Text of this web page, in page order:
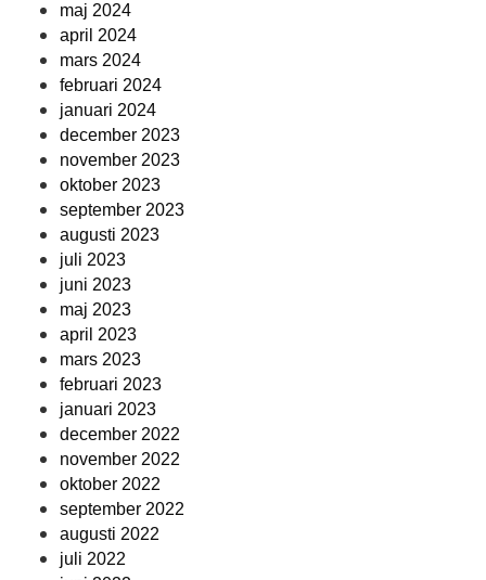
maj 2024
april 2024
mars 2024
februari 2024
januari 2024
december 2023
november 2023
oktober 2023
september 2023
augusti 2023
juli 2023
juni 2023
maj 2023
april 2023
mars 2023
februari 2023
januari 2023
december 2022
november 2022
oktober 2022
september 2022
augusti 2022
juli 2022